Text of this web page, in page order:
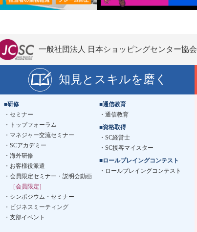
一般社団法人 日本ショッピングセンター協会
知見とスキルを磨く
■研修
セミナー
トップフォーラム
マネジャー交流セミナー
SCアカデミー
海外研修
お客様役派遣
会員限定セミナー・説明会動画
［会員限定］
シンポジウム・セミナー
ビジネスミーティング
支部イベント
■通信教育
通信教育
■資格取得
SC経営士
SC接客マイスター
■ロールプレイングコンテスト
ロールプレイングコンテスト